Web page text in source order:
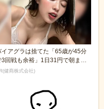
イアグラは捨てた「65歳が45分
3回戦も余裕」1日31円で朝まで
好調！
健商株式会社)